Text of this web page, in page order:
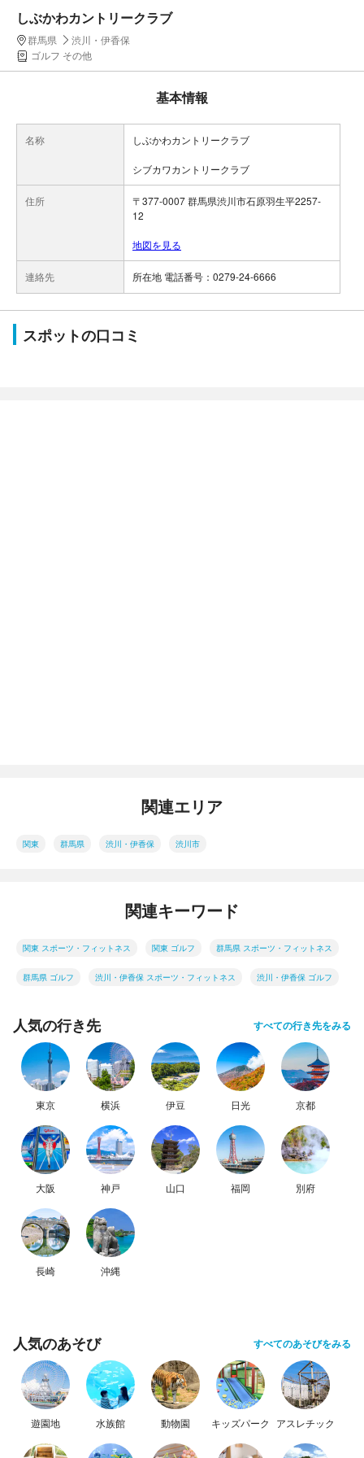
しぶかわカントリークラブ
群馬県
渋川・伊香保
ゴルフ その他
基本情報
名称 しぶかわカントリークラブ
シブカワカントリークラブ
住所
〒377-0007 群馬県渋川市石原羽生平2257-
12
地図を見る
連絡先 所在地 電話番号：0279-24-6666
スポットの口コミ
関連エリア
関東 群馬県 渋川・伊香保 渋川市
関連キーワード
関東 スポーツ・フィットネス 関東 ゴルフ 群馬県 スポーツ・フィットネス
群馬県 ゴルフ 渋川・伊香保 スポーツ・フィットネス 渋川・伊香保 ゴルフ
人気の行き先 すべての行き先をみる
東京 横浜 伊豆 日光 京都
大阪 神戸 山口 福岡 別府
長崎 沖縄
人気のあそび すべてのあそびをみる
遊園地 水族館 動物園 キッズパーク アスレチック